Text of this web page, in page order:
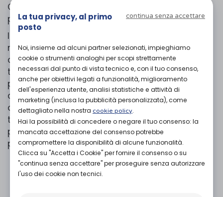
Corsetto semirigido lombosacrale per addome
pendulo.
I corsetti della linea Elcross LUX presentano
nella parte posteriore un filato in carbonio
attivo chiamato RESISTEX CARBON. Il resto del
tessuto è composto da cotone, lycra e
polyamide ed è Latex Free. Le particolari fibre di
questi materiali rendono questi corsetti
antistatici, batteriostatici, traspiranti e
termoregolatori. Il design anatomico e il basso
profilo di questi corsetti, li rendono confortevoli
pur garantendo il giusto sostegno.
Organizza prova in negozio
La tua privacy, al primo
posto
continua senza accettare
Noi, insieme ad alcuni partner selezionati, impieghiamo
cookie o strumenti analoghi per scopi strettamente
necessari dal punto di vista tecnico e, con il tuo consenso,
anche per obiettivi legati a funzionalità, miglioramento
dell'esperienza utente, analisi statistiche e attività di
marketing (inclusa la pubblicità personalizzata), come
dettagliato nella nostra cookie policy.
Hai la possibilità di concedere o negare il tuo consenso: la
mancata accettazione del consenso potrebbe
compromettere la disponibilità di alcune funzionalità.
Clicca su "Accetta i Cookie" per fornire il consenso o su
"continua senza accettare" per proseguire senza autorizzare
l'uso dei cookie non tecnici.